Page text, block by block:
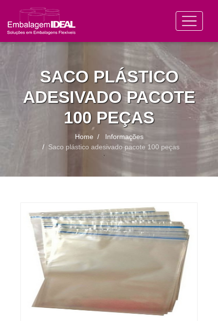
SACO PLÁSTICO
ADESIVADO PACOTE
100 PEÇAS
Home
Informações
Saco plástico adesivado pacote 100 peças